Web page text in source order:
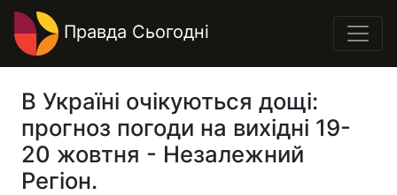
Правда Сьогодні
В Україні очікуються дощі:
прогноз погоди на вихідні 19-
20 жовтня - Незалежний
Регіон.